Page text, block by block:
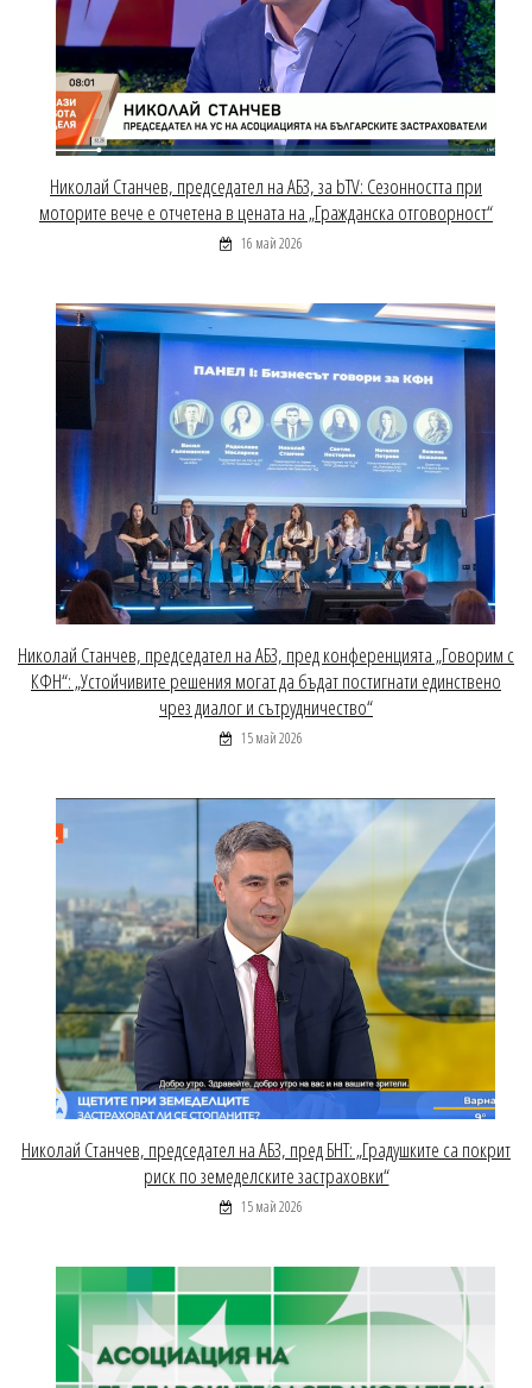
Николай Станчев, председател на АБЗ, за bTV: Сезонността при
моторите вече е отчетена в цената на „Гражданска отговорност“
16 май 2026
Николай Станчев, председател на АБЗ, пред конференцията „Говорим с
КФН“: „Устойчивите решения могат да бъдат постигнати единствено
чрез диалог и сътрудничество“
15 май 2026
Николай Станчев, председател на АБЗ, пред БНТ: „Градушките са покрит
риск по земеделските застраховки“
15 май 2026